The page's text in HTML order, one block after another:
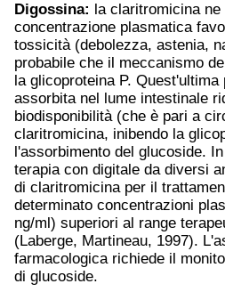
Digossina: la claritromicina
concentrazione plasmatica
tossicità (debolezza, astenia,
probabile che il meccanismo
la glicoproteina P.
assorbita nel lume intestinale
biodisponibilità (che è pari a
claritromicina, inibendo la
l'assorbimento del glucoside.
terapia con digitale da diversi
di claritromicina per il
determinato concentrazioni
ng/ml) superiori al range
(Laberge, Martineau, 1997).
farmacologica richiede il
di glucoside.